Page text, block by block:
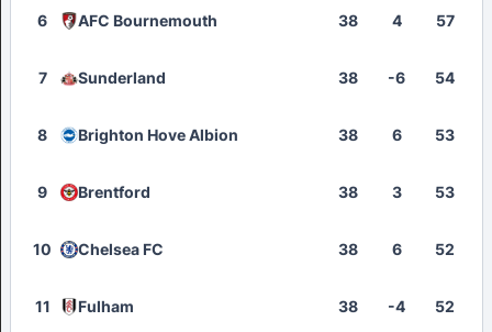
6 AFC Bournemouth 38 4 57
7 Sunderland 38 -6 54
8 Brighton Hove Albion 38 6 53
9 Brentford 38 3 53
10 Chelsea FC 38 6 52
11 Fulham 38 -4 52